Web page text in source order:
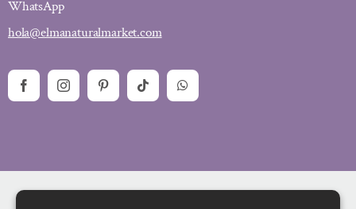
WhatsApp
hola@elmanaturalmarket.com